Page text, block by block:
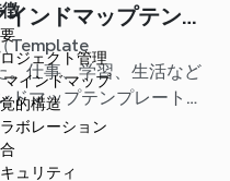
ンドマップテンプ
Template
仕事、学習、生活など
マップテンプレートが
ト地点を見つけ、白紙
ジェクト管理
マインドマップ
的構造
ボレーション
ュリティ